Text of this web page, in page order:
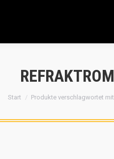
Sie befinden sich hier:
Start Produkte verschlagwortet